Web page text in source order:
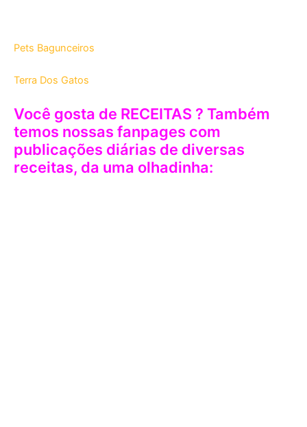
Pets Bagunceiros
Terra Dos Gatos
Você gosta de RECEITAS ? Também
temos nossas fanpages com
publicações diárias de diversas
receitas, da uma olhadinha: